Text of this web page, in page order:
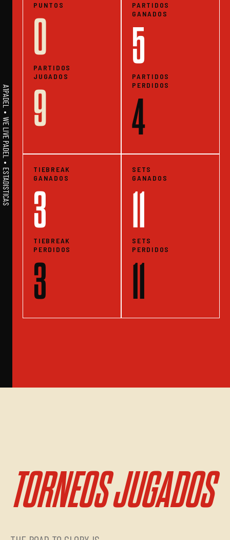
A1PADEL • WE LIVE PADEL • ESTADISTICAS
PUNTOS
0
PARTIDOS
JUGADOS
9
PARTIDOS
GANADOS
5
PARTIDOS
PERDIDOS
4
TIEBREAK
GANADOS
3
TIEBREAK
PERDIDOS
3
SETS
GANADOS
11
SETS
PERDIDOS
11
TORNEOS JUGADOS